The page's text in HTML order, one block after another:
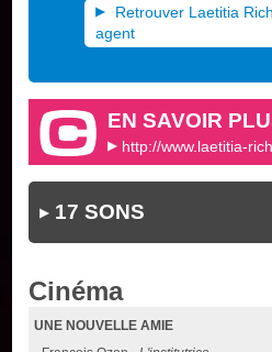
Retrouver Laetitia
agent
EN SAVOIR
http://www.laetitia-
17 SONS
Cinéma
UNE NOUVELLE AMIE